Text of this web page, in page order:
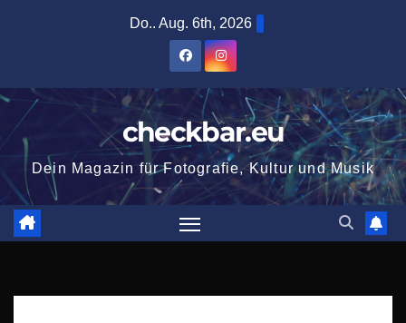
Do.. Aug. 6th, 2026
checkbar.eu
Dein Magazin für Fotografie, Kultur und Musik